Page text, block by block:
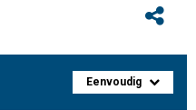
Eenvoudig